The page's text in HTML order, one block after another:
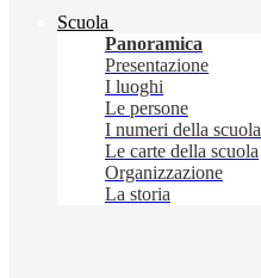
Scuola
Panoramica
Presentazione
I luoghi
Le persone
I numeri della scuola
Le carte della scuola
Organizzazione
La storia